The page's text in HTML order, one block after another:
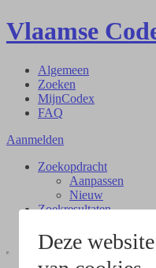
Deze
Vlaamse
Algemeen
Zoeken
MijnCodex
FAQ
Aanmelden
Zoekopdracht
Aanpassen
Nieuw
Zoekresultaten